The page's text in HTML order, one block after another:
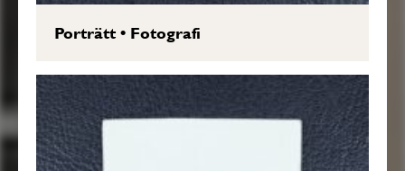
Porträtt• Fotografi